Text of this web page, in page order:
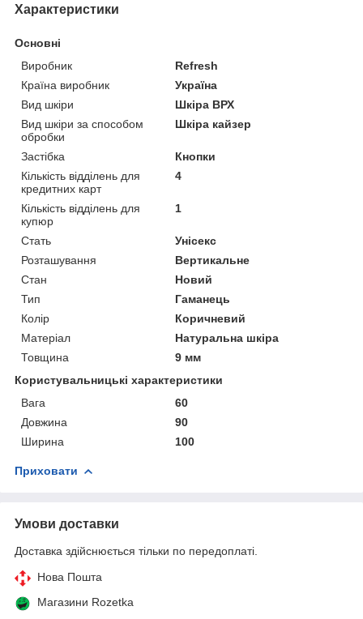
Характеристики
Основні
Виробник
Refresh
Країна виробник
Україна
Вид шкіри
Шкіра ВРХ
Вид шкіри за способом
обробки
Шкіра кайзер
Застібка
Кнопки
Кількість відділень для
кредитних карт
4
Кількість відділень для
купюр
1
Стать
Унісекс
Розташування
Вертикальне
Стан
Новий
Тип
Гаманець
Колір
Коричневий
Матеріал
Натуральна шкіра
Товщина
9 мм
Користувальницькі характеристики
Вага
60
Довжина
90
Ширина
100
Приховати
Умови доставки
Доставка здійснюється тільки по передоплаті.
Нова Пошта
Магазини Rozetka